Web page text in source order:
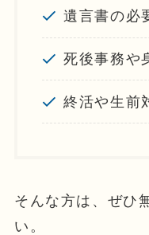
遺言書の必
死後事務や
終活や生前
そんな方は、ぜひ
い。